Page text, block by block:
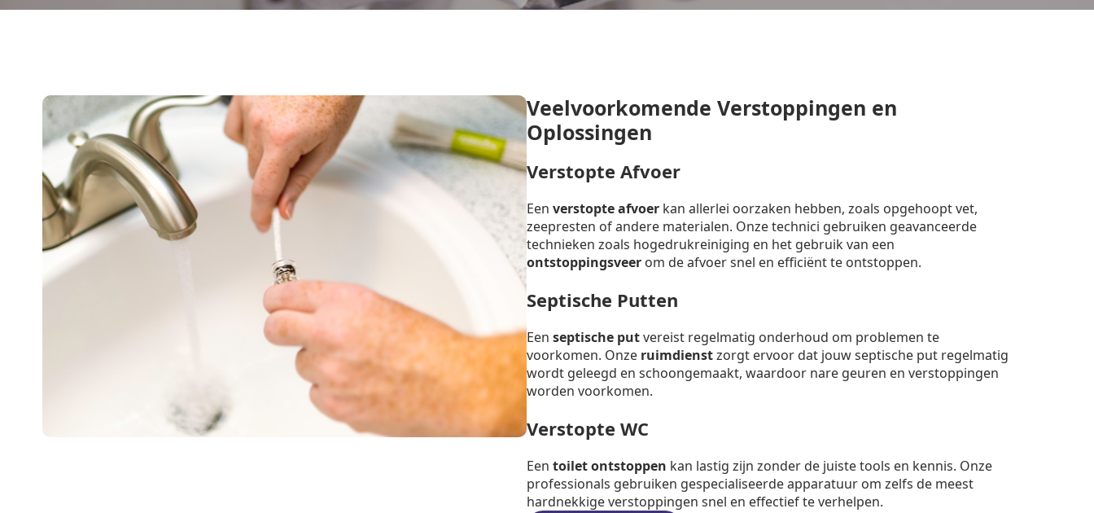
Veelvoorkomende Verstoppingen en
Oplossingen
Verstopte Afvoer
Een verstopte afvoer kan allerlei oorzaken hebben, zoals opgehoopt vet,
zeepresten of andere materialen. Onze technici gebruiken geavanceerde
technieken zoals hogedrukreiniging en het gebruik van een
ontstoppingsveer om de afvoer snel en efficiënt te ontstoppen.
Septische Putten
Een septische putvereist regelmatig onderhoud om problemen te
voorkomen. Onze ruimdienstzorgt ervoor dat jouw septische put regelmatig
wordt geleegd en schoongemaakt, waardoor nare geuren en verstoppingen
worden voorkomen.
Verstopte WC
Een toilet ontstoppen kan lastig zijn zonder de juiste tools en kennis. Onze
professionals gebruiken gespecialiseerde apparatuur om zelfs de meest
hardnekkige verstoppingen snel en effectief te verhelpen.